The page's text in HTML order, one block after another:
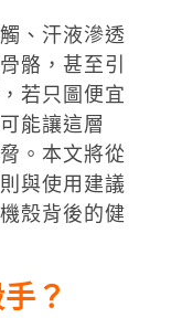
、汗液滲透
骼，甚至引
若只圖便宜
能讓這層
。本文將從
與使用建議
殼背後的健
？